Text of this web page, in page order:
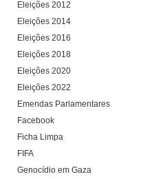
Eleições 2012
Eleições 2014
Eleições 2016
Eleições 2018
Eleições 2020
Eleições 2022
Emendas Parlamentares
Facebook
Ficha Limpa
FIFA
Genocídio em Gaza